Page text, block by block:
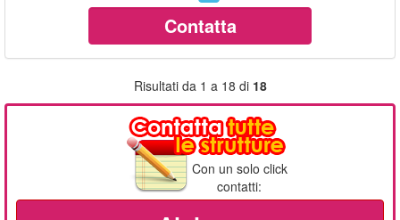
Contatta
Risultati da 1 a 18 di 18
Con un solo click
contatti: